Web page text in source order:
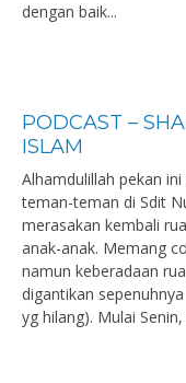
dengan baik...
PODCAST –
ISLAM
Alhamdulillah pekan
teman-teman di Sdit
merasakan kembali
anak-anak. Memang
namun keberadaan
digantikan
yg hilang). Mulai